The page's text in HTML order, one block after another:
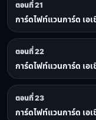
ตอนที่ 21
การ์ดไฟท์แวนการ์ด เอ
ตอนที่ 22
การ์ดไฟท์แวนการ์ด เอ
ตอนที่ 23
การ์ดไฟท์แวนการ์ด เอ